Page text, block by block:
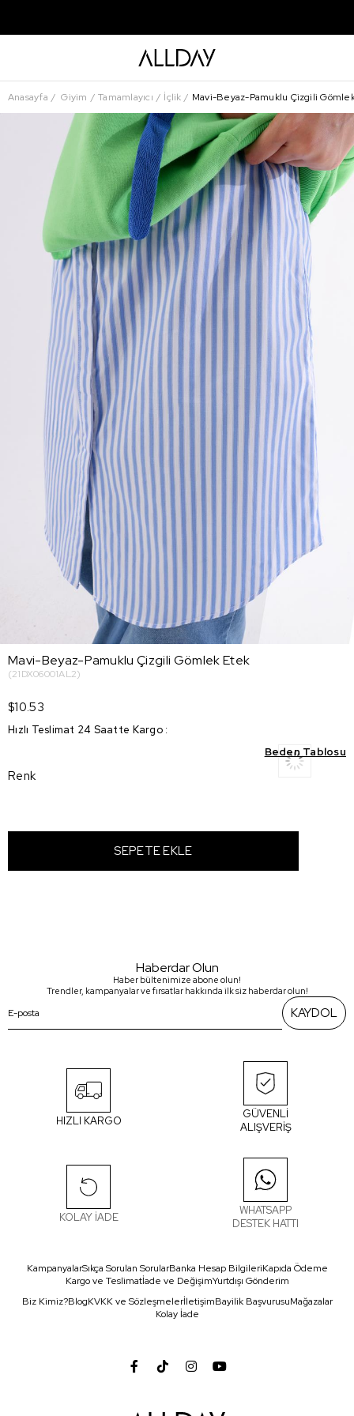
Anasayfa Giyim Tamamlayıcı İçlik Mavi-Beyaz-Pamuklu Çizgili
Mavi-Beyaz-Pamuklu Çizgili Gömlek Etek
(21DX06001AL2)
$10.53
Hızlı Teslimat 24 Saatte Kargo :
Beden Tablosu
Renk
Haberdar Olun
Haber bültenimize abone olun!
Trendler, kampanyalar ve fırsatlar hakkında ilk siz haberdar olun!
KAYDOL
HIZLI KARGO
GÜVENLİ
ALIŞVERİŞ
KOLAY İADE
WHATSAPP
DESTEK HATTI
KampanyalarSıkça Sorulan SorularBanka Hesap BilgileriKapıda Ödeme
Kargo ve Teslimatİade ve DeğişimYurtdışı Gönderim
Biz Kimiz?BlogKVKK ve SözleşmelerİletişimBayilik BaşvurusuMağazalar
Kolay İade